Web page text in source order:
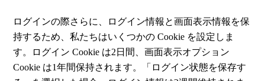
ログインの際さらに、ログイン情報と画面表示情報を保
持するため、私たちはいくつかの Cookie を設定しま
す。ログイン Cookie は2日間、画面表示オプション
Cookie は1年間保持されます。「ログイン状態を保存す